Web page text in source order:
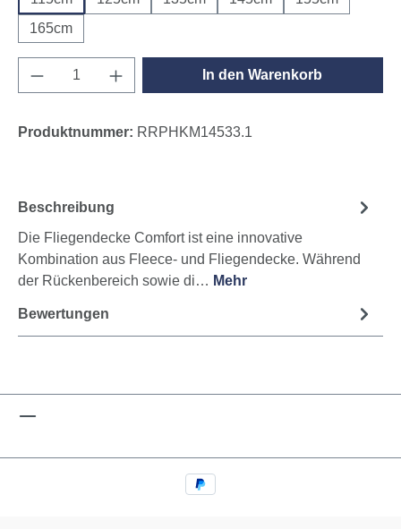
165cm
Produkt Anzahl: Gib den gewünschten
In den Warenkorb
Produktnummer: RRPHKM14533.1
Beschreibung
Die Fliegendecke Comfort ist eine innovative
Kombination aus Fleece- und Fliegendecke. Während
der Rückenbereich sowie di… Mehr
Bewertungen